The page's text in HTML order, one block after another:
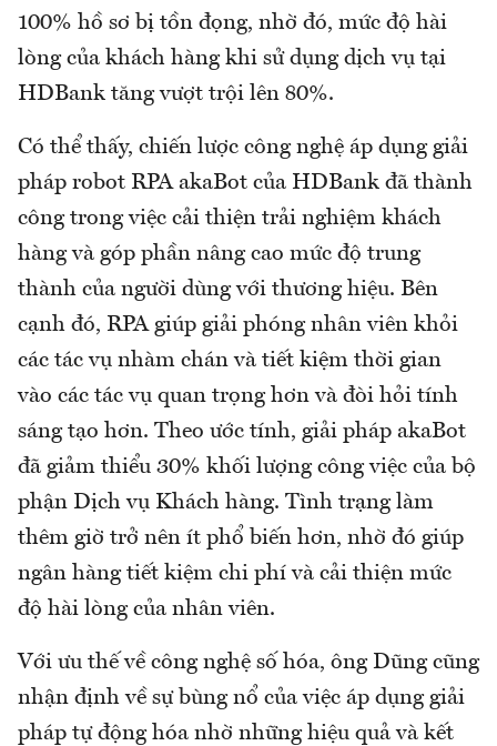
100% hồ sơ bị tồn đọng, nhờ đó, mức độ hài
lòng của khách hàng khi sử dụng dịch vụ tại
HDBank tăng vượt trội lên 80%.
Có thể thấy, chiến lược công nghệ áp dụng giải
pháp robot RPA akaBot của HDBank đã thành
công trong việc cải thiện trải nghiệm khách
hàng và góp phần nâng cao mức độ trung
thành của người dùng với thương hiệu. Bên
cạnh đó, RPA giúp giải phóng nhân viên khỏi
các tác vụ nhàm chán và tiết kiệm thời gian
vào các tác vụ quan trọng hơn và đòi hỏi tính
sáng tạo hơn. Theo ước tính, giải pháp akaBot
đã giảm thiểu 30% khối lượng công việc của bộ
phận Dịch vụ Khách hàng. Tình trạng làm
thêm giờ trở nên ít phổ biến hơn, nhờ đó giúp
ngân hàng tiết kiệm chi phí và cải thiện mức
độ hài lòng của nhân viên.
Với ưu thế về công nghệ số hóa, ông Dũng cũng
nhận định về sự bùng nổ của việc áp dụng giải
pháp tự động hóa nhờ những hiệu quả và kết